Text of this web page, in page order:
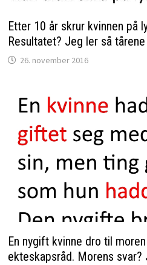
Etter 10 år skrur kvinnen på
Resultatet? Jeg ler så
26. november 2016
En nygift kvinne dro til
ekteskapsråd. Morens